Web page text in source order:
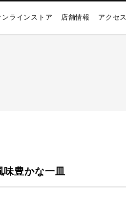
ンラインストア 店舗情報 アクセス
豊かな一皿